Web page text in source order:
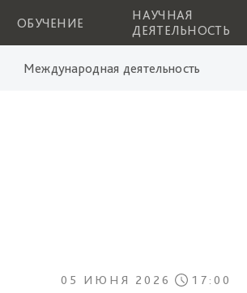
ОБУЧЕНИЕ
НАУЧНАЯ
ДЕЯТЕЛЬНОСТЬ
Международная деятельность
05 ИЮНЯ 2026 17:00